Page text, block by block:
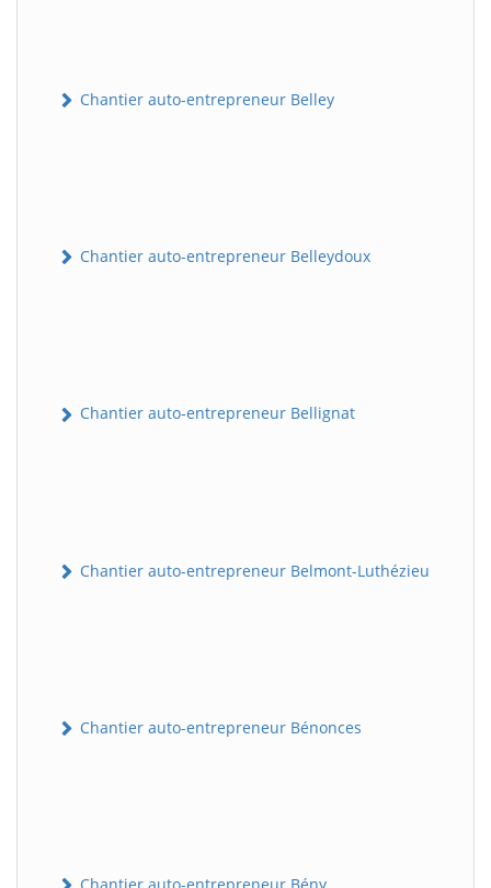
Chantier auto-entrepreneur Belley
Chantier auto-entrepreneur Belleydoux
Chantier auto-entrepreneur Bellignat
Chantier auto-entrepreneur Belmont-Luthézieu
Chantier auto-entrepreneur Bénonces